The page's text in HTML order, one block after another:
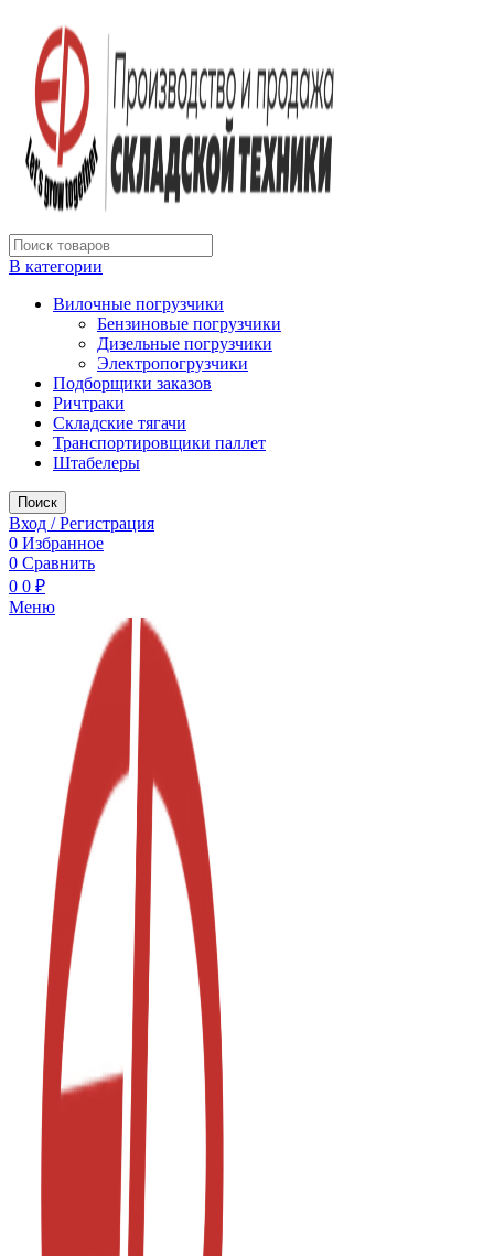
В категории
Вилочные погрузчики
Бензиновые погрузчики
Дизельные погрузчики
Электропогрузчики
Подборщики заказов
Ричтраки
Складские тягачи
Транспортировщики паллет
Штабелеры
Поиск
Вход / Регистрация
0 Избранное
0 Сравнить
0 0 ₽
Меню